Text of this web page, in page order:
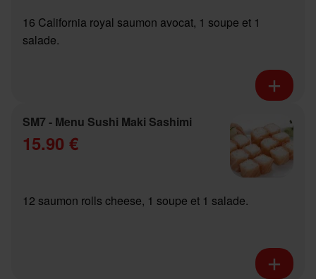
16 California royal saumon avocat, 1 soupe et 1
salade.
SM7 - Menu Sushi Maki Sashimi
15.90 €
12 saumon rolls cheese, 1 soupe et 1 salade.